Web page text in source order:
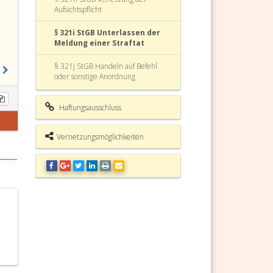
Aufsichtspflicht
§ 321i StGB Unterlassen der
Meldung einer Straftat
§ 321j StGB Handeln auf Befehl
oder sonstige Anordnung
Aggression
§ 322 StGB Inkrafttreten
§ 323 StGB
Übergangsbestimmungen
Haftungsausschluss
Vernetzungsmöglichkeiten